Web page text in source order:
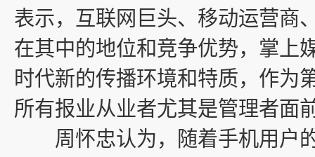
表示，互联网巨头、移动运营商
在其中的地位和竞争优势，掌上
时代新的传播环境和特质，作为
所有报业从业者尤其是管理者面
周怀忠认为，随着手机用户